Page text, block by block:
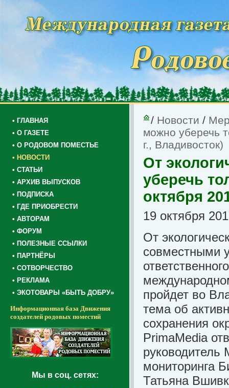
• ГЛАВНАЯ
• О ГАЗЕТЕ
• О РОДОВОМ ПОМЕСТЬЕ
• НОВОСТИ
• СТАТЬИ
• АРХИВ ВЫПУСКОВ
• ПОДПИСКА
• ГДЕ ПРИОБРЕСТИ
• АВТОРАМ
• ФОРУМ
• ПОЛЕЗНЫЕ ССЫЛКИ
• ПАРТНЁРЫ
• СОТВОРЧЕСТВО
• РЕКЛАМА
• ЭКОТОВАРЫ «БЫТЬ ДОБРУ»
Информационная база Движения
создателей родовых поместий
Мы в соц. сетях:
/ Новости /
можно уберечь
г., Владивосток)
От
уберечь
октября
19 октября
От
совместными
пройдет во
тема об
сохранения
PrimaMedia
руководитель
мониторинга
Татьяна